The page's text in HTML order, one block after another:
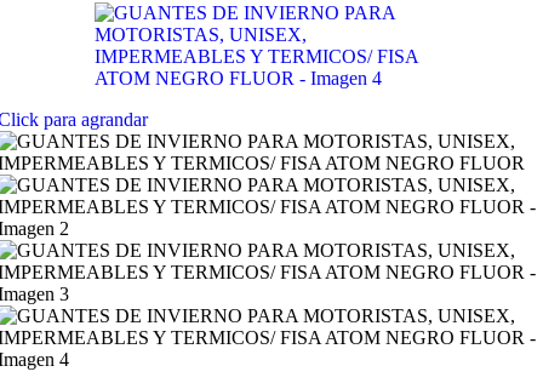
para agrandar